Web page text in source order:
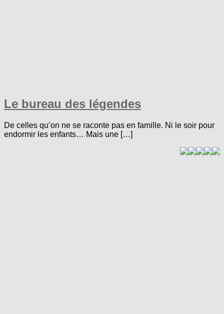
Le bureau des légendes
De celles qu’on ne se raconte pas en famille. Ni le soir pour
endormir les enfants… Mais une […]